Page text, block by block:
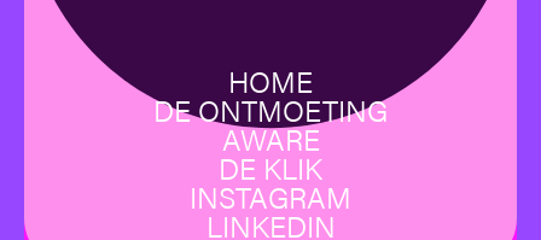
HOME
DE ONTMOETING
AWARE
DE KLIK
INSTAGRAM
LINKEDIN